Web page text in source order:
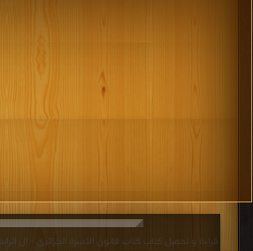
قراءة و تحميل كتاب كتاب قانون الأسرة الجزائري - ال الرابع